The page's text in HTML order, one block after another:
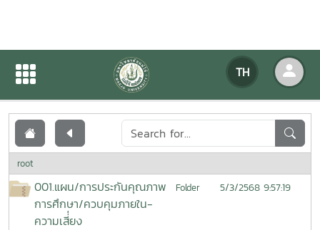
TH
เอกสารเผยแพร่
root
001.แผน/การประกันคุณภาพ
การศึกษา/ควบคุมภายใน-
ความเสี่่ยง
Folder 5/3/2568 9:57:19